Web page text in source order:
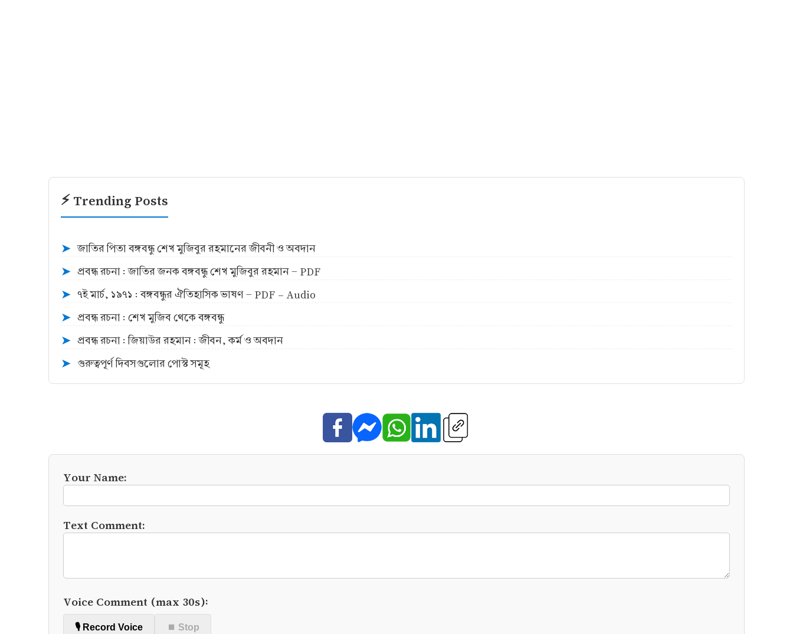
⚡ Trending Posts
➤ জাতির পিতা বঙ্গবন্ধু শেখ মুজিবুর রহমানের জীবনী ও অবদান
➤ প্রবন্ধ রচনা : জাতির জনক বঙ্গবন্ধু শেখ মুজিবুর রহমান - PDF
➤ ৭ই মার্চ, ১৯৭১ : বঙ্গবন্ধুর ঐতিহাসিক ভাষণ - PDF - Audio
➤ প্রবন্ধ রচনা : শেখ মুজিব থেকে বঙ্গবন্ধু
➤ প্রবন্ধ রচনা : জিয়াউর রহমান : জীবন, কর্ম ও অবদান
➤ গুরুত্বপূর্ণ দিবসগুলোর পোস্ট সমূহ
Your Name:
Text Comment:
Voice Comment (max 30s):
🎙️ Record Voice ⏹ Stop